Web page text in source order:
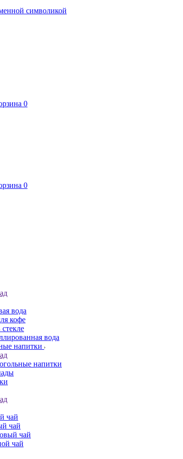
символикой
0
0
вода
кофе
вода
напитки
напитки
чай
чай
чай
чай